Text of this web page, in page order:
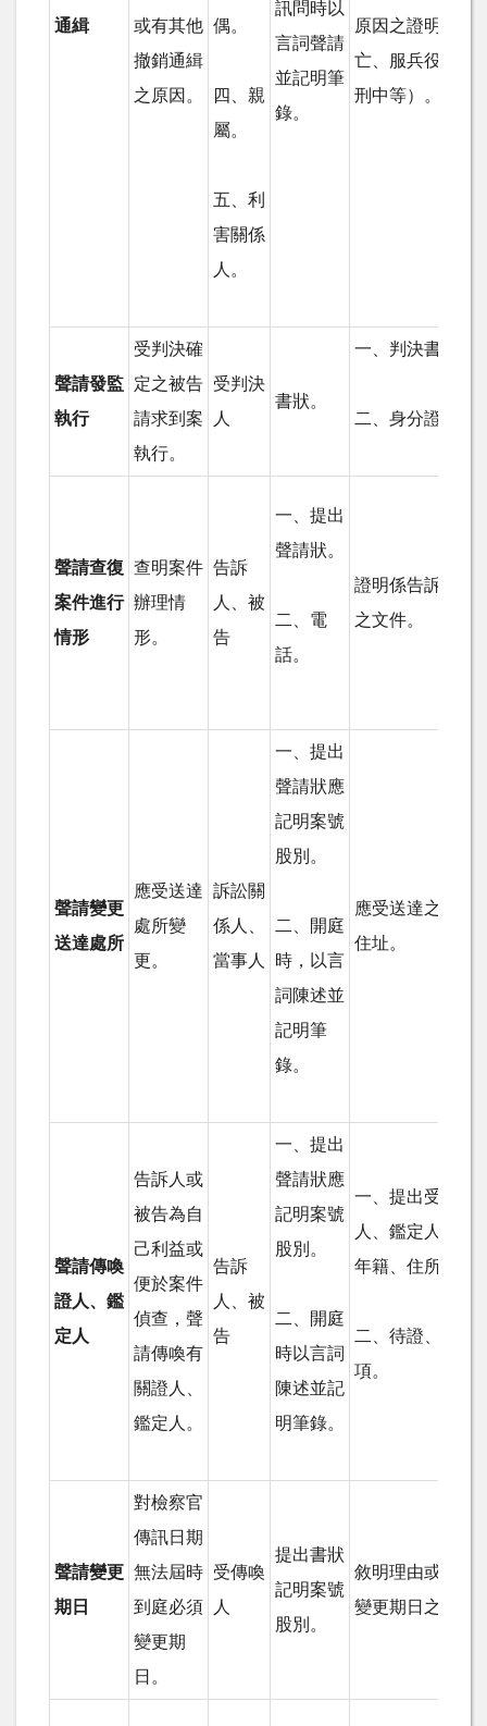
通緝
或有其他
撤銷通緝
之原因。
偶。
四、親
屬。
五、利
害關係
人。
訊問時以
言詞聲請
並記明筆
錄。
原因之證明（如
亡、服兵役、另
刑中等）。
聲請發監
執行
受判決確
定之被告
請求到案
執行。
受判決
人
書狀。
一、判決書正本
二、身分證明文
聲請查復
案件進行
情形
查明案件
辦理情
形。
告訴
人、被
告
一、提出
聲請狀。
二、電
話。
證明係告訴人或
之文件。
聲請變更
送達處所
應受送達
處所變
更。
訴訟關
係人、
當事人
一、提出
聲請狀應
記明案號
股別。
二、開庭
時，以言
詞陳述並
記明筆
錄。
應受送達之變更
住址。
聲請傳喚
證人、鑑
定人
告訴人或
被告為自
己利益或
便於案件
偵查，聲
請傳喚有
關證人、
鑑定人。
告訴
人、被
告
一、提出
聲請狀應
記明案號
股別。
二、開庭
時以言詞
陳述並記
明筆錄。
一、提出受傳喚
人、鑑定人之姓
年籍、住所等資
二、待證、待鑑
項。
聲請變更
期日
對檢察官
傳訊日期
無法屆時
到庭必須
變更期
日。
受傳喚
人
提出書狀
記明案號
股別。
敘明理由或提出
變更期日之證明